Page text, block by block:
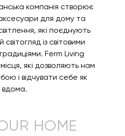
компанія створює
для дому та
які поєднують
із світовими
Ferm Living
які дозволяють нам
і відчувати себе як
вдома.
HOME